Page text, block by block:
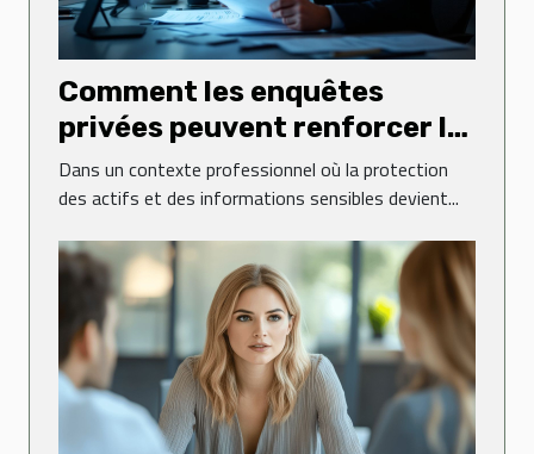
Comment les enquêtes
privées peuvent renforcer la
sécurité des entreprises ?
Dans un contexte professionnel où la protection
des actifs et des informations sensibles devient...